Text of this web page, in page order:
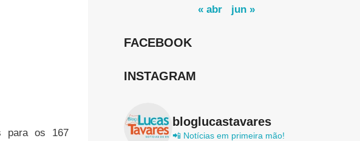
para os 167
« abr jun »
FACEBOOK
INSTAGRAM
bloglucastavares
📲 Notícias em primeira mão!